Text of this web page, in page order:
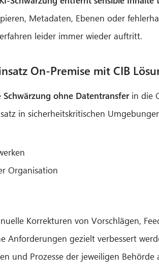
Metadaten, Ebenen oder
leider immer wieder auftritt.
On-Premise mit CIB
Schwärzung ohne Datentransferin die
in sicherheitskritischen
Organisation
Korrekturen von Vorschlägen,
Anforderungen gezielt verbessert
und Prozesse der jeweiligen Behörde